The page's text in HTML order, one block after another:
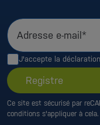
Adresse e-mail*
J'accepte la
Registre
Ce site est sécurisé par
conditions s'appliquer à cela.